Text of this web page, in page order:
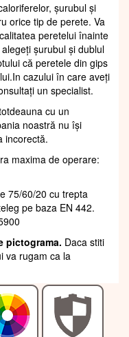
șurubul și
orice tip de perete. Va
peretelui înainte
șurubul și dublul
că peretele din gips
cazului în care aveți
un specialist.
cu un
noastră nu își
incorectă.
maxima de operare:
75/60/20 cu trepta
pe baza EN 442.
pictograma. Daca stiti
va rugam ca la